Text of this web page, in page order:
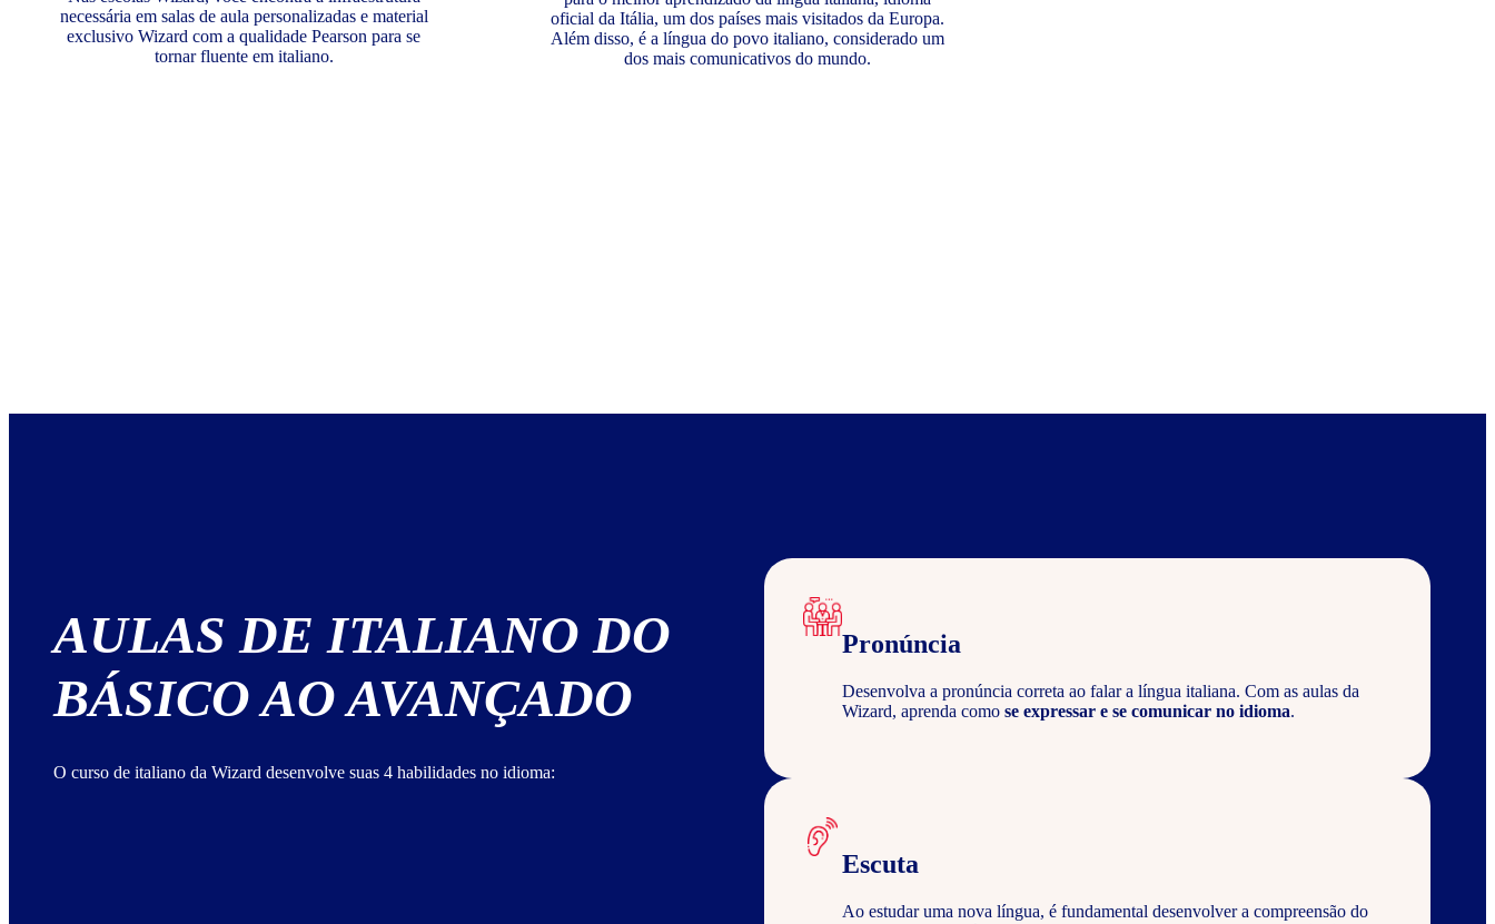
necessária em salas de aula personalizadas e material
exclusivo Wizard com a qualidade Pearson para se
tornar fluente em italiano.
oficial da Itália, um dos países mais visitados da Europa.
Além disso, é a língua do povo italiano, considerado um
dos mais comunicativos do mundo.
AULAS DE ITALIANO DO
BÁSICO AO AVANÇADO
O curso de italiano da Wizard desenvolve suas 4 habilidades no idioma:
Pronúncia
Desenvolva a pronúncia correta ao falar a língua italiana. Com as aulas da
Wizard, aprenda como se expressar e se comunicar no idioma.
Escuta
Ao estudar uma nova língua, é fundamental desenvolver a compreensão do